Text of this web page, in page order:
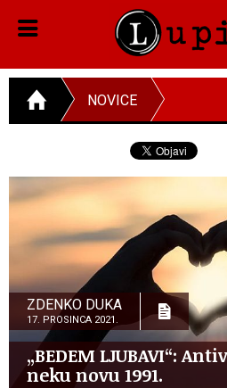
NOVICE
ZDENKO DUKA
17. PROSINCA 2021.
„BEDEM LJUBAVI“:
neku novu 1991.